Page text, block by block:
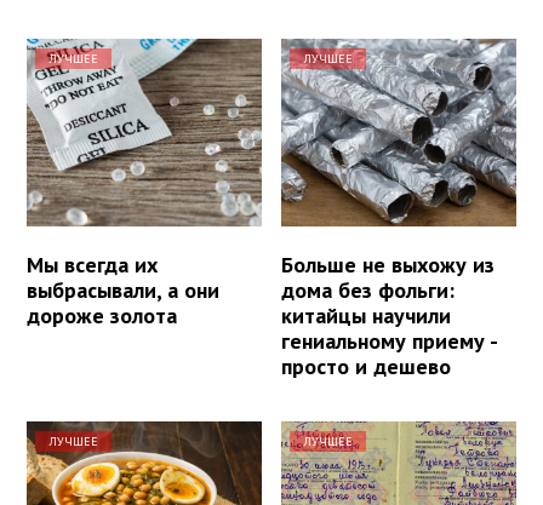
ЛУЧШЕЕ
Мы всегда их
выбрасывали, а они
дороже золота
ЛУЧШЕЕ
Больше не выхожу из
дома без фольги:
китайцы научили
гениальному приему -
просто и дешево
ЛУЧШЕЕ ЛУЧШЕЕ